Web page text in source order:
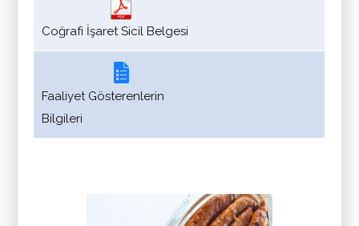
Coğrafi İşaret Sicil Belgesi
Faaliyet Gösterenlerin
Bilgileri